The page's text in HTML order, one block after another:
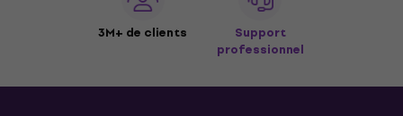
3M+ de clients
Support
professionnel